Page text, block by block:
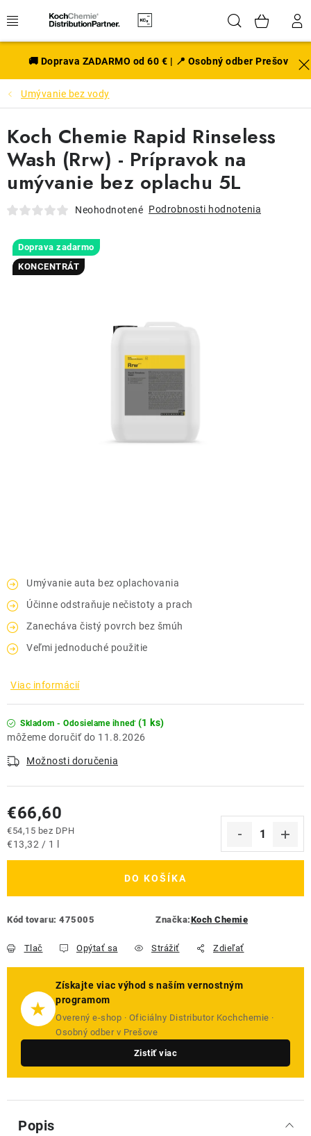
na
Hľadať
EXTERIÉR
DISKY A PNEU
INTERIÉR
PRÍSLUŠENSTVO
VÔNE DO AUTA
VÝHODNÉ SADY
NOVINKY V SORTIMENTE
ČISTENIE A ÚDRŽBA LODÍ
🚚 Doprava ZADARMO od 60 € | 📍 Osobný odber Prešov
Umývanie bez vody
Umývanie auta bez oplachovania
Účinne odstraňuje nečistoty a prach
Zanecháva čistý povrch bez šmúh
Veľmi jednoduché použitie
Viac informácií
Skladom - Odosielame ihneď (1 ks)
11.8.2026
Možnosti doručenia
€66,60
€54,15 bez DPH
Jednotková cena:
€13,32 / 1 l
DO KOŠÍKA
Kód tovaru: 475005 Značka:Koch Chemie
Tlač Opýtať sa Strážiť Zdieľať
★
Získajte viac výhod s naším vernostným
programom
Overený e-shop · Oficiálny Distributor Kochchemie ·
Osobný odber v Prešove
Zistiť viac
Koch Chemie Rapid Rinseless
Wash (Rrw) - Prípravok na
umývanie bez oplachu 5L
Neohodnotené Podrobnosti hodnotenia
Doprava zadarmo
KONCENTRÁT
Popis